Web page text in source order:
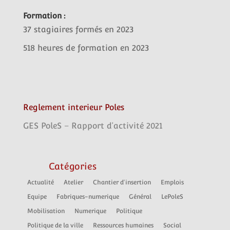
Formation :
37 stagiaires formés en 2023
518 heures de formation en 2023
Reglement interieur Poles
GES PoleS – Rapport d’activité 2021
Catégories
Actualité Atelier Chantier d'insertion
Emplois
Equipe
Fabriques-numerique Général
LePoleS
Mobilisation
Numerique
Politique
Politique de la ville
Ressources humaines Social